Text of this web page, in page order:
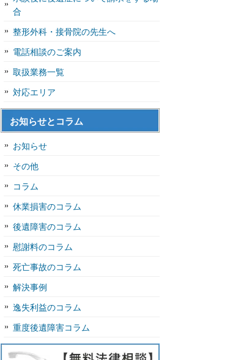
合
整形外科・接骨院の先生へ
電話相談のご案内
取扱業務一覧
対応エリア
お知らせとコラム
お知らせ
その他
コラム
休業損害のコラム
後遺障害のコラム
慰謝料のコラム
死亡事故のコラム
解決事例
逸失利益のコラム
重度後遺障害コラム